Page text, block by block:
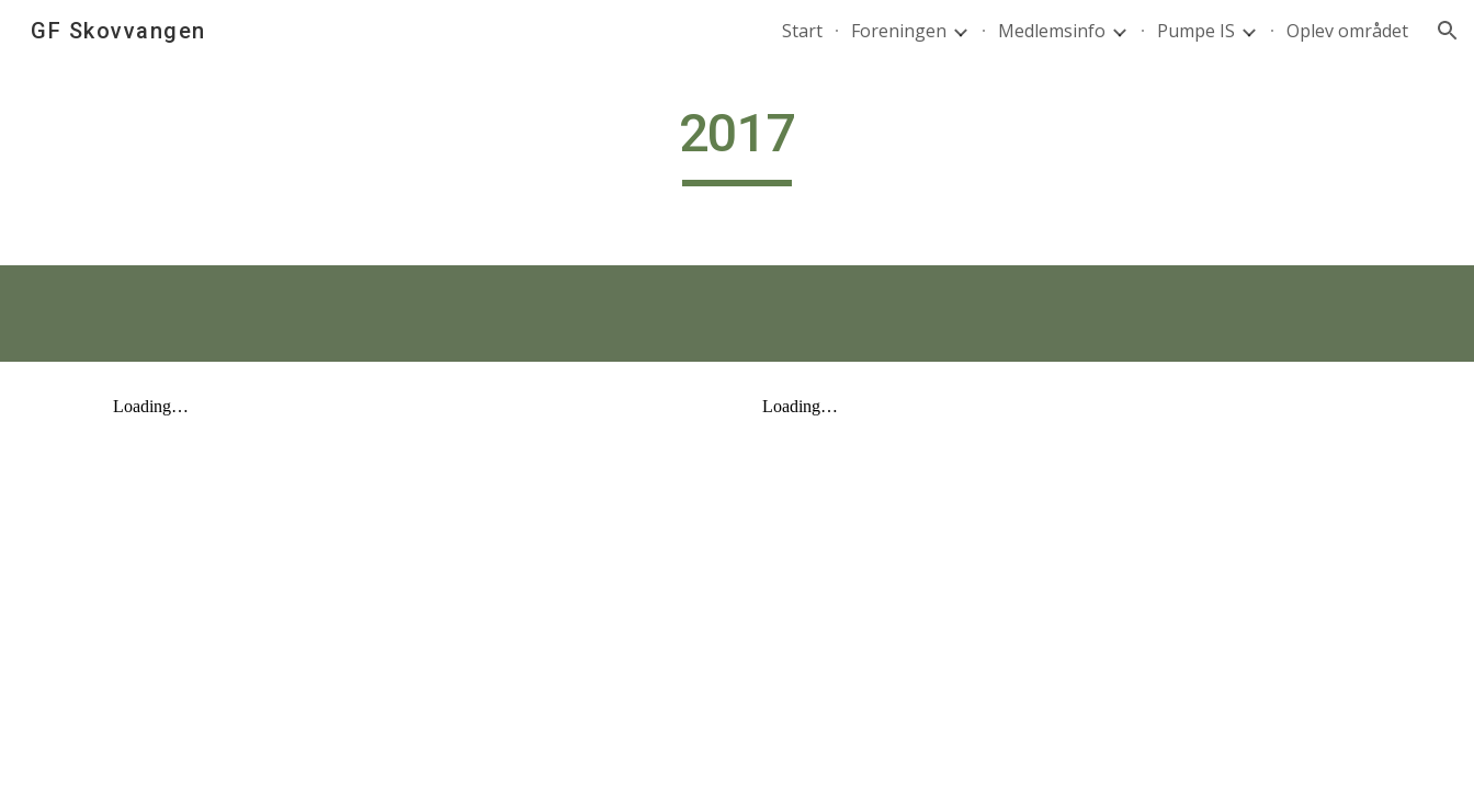
Skip to navigation
GF Skovvangen Start Foreningen Medlemsinfo Pumpe IS Oplev området
2017